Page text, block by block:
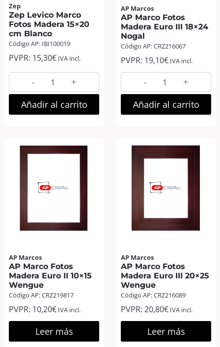
Zep
Zep Levico Marco
Fotos Madera 15×20
cm Blanco
Código AP: IBI100019
PVPR: 15,30€ IVA incl.
Zep
Levico
Marco
Fotos
cm
Añadir al carrito
AP Marcos
AP Marco Fotos
Madera Euro III 18×24
Nogal
Código AP: CRZ216067
PVPR: 19,10€ IVA incl.
AP
Marco
Fotos
Madera
18×24
Añadir al carrito
AP Marcos
AP Marco Fotos
Madera Euro II 10×15
Wengue
Código AP: CRZ219817
PVPR: 10,20€ IVA incl.
Leer más
AP Marcos
AP Marco Fotos
Madera Euro III 20×25
Wengue
Código AP: CRZ216089
PVPR: 20,80€ IVA incl.
Leer más